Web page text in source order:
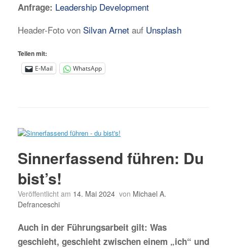
Anfrage: Leadership Development
Header-Foto von Silvan Arnet auf Unsplash
Teilen mit:
E-Mail WhatsApp
Sinnerfassend führen: Du
bist’s!
Veröffentlicht am 14. Mai 2024 von Michael A.
Defranceschi
Auch in der Führungsarbeit gilt: Was
geschieht, geschieht zwischen einem „ich“ und